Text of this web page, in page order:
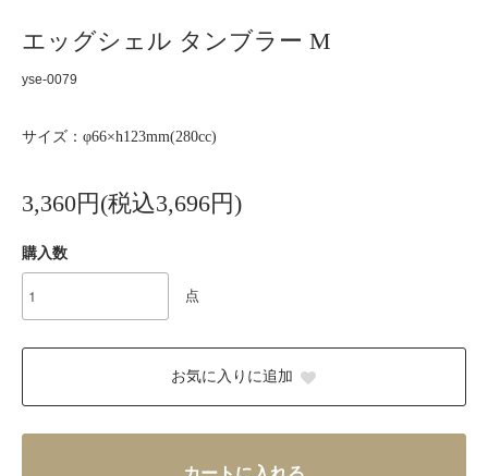
エッグシェル タンブラー M
yse-0079
サイズ：φ66×h123mm(280cc)
3,360円(税込3,696円)
購入数
点
お気に入りに追加